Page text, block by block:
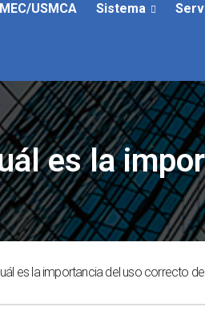
USMCA Sistema
es la
es la importancia del uso correcto